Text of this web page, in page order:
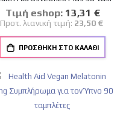
Tιμή eshop: Ειδική
Τιμή
13,31 €
Προτ. λιανική τιμή: 23,50 €
ΠΡΟΣΘΉΚΗ ΣΤΟ ΚΑΛΆΘΙ